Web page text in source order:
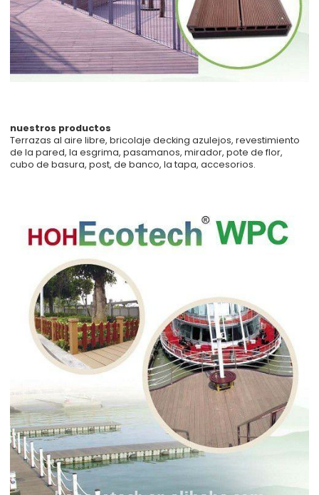
nuestros productos
Terrazas al aire libre, bricolaje decking azulejos, revestimiento
de la pared, la esgrima, pasamanos, mirador, pote de flor,
cubo de basura, post, de banco, la tapa, accesorios.